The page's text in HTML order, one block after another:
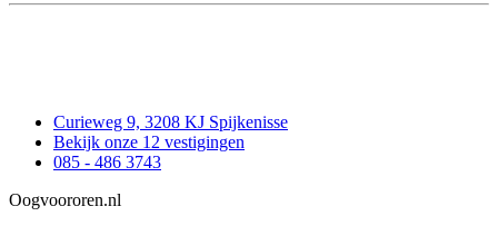
Curieweg 9, 3208 KJ Spijkenisse
Bekijk onze 12 vestigingen
085 - 486 3743
Oogvoororen.nl